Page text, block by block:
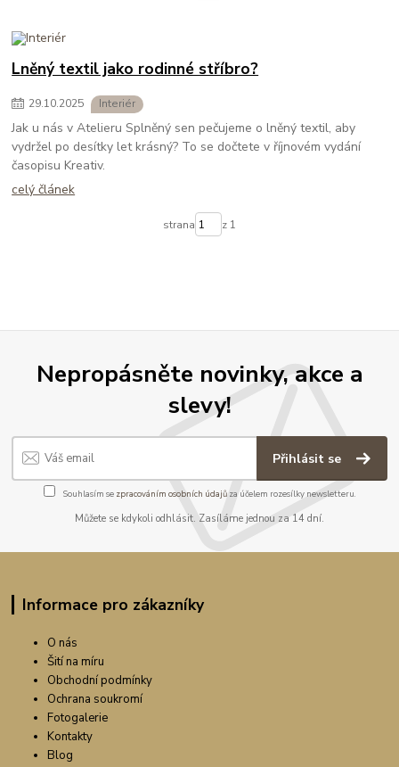
Lněný textil jako rodinné stříbro?
29.10.2025 Interiér
Jak u nás v Atelieru Splněný sen pečujeme o lněný textil, aby
vydržel po desítky let krásný? To se dočtete v říjnovém vydání
časopisu Kreativ.
celý článek
strana z 1
Nepropásněte novinky, akce a
slevy!
Přihlásit se
Souhlasím se zpracováním osobních údajůza účelem rozesílky newsletteru.
Můžete se kdykoli odhlásit. Zasíláme jednou za 14 dní.
Informace pro zákazníky
O nás
Šití na míru
Obchodní podmínky
Ochrana soukromí
Fotogalerie
Kontakty
Blog